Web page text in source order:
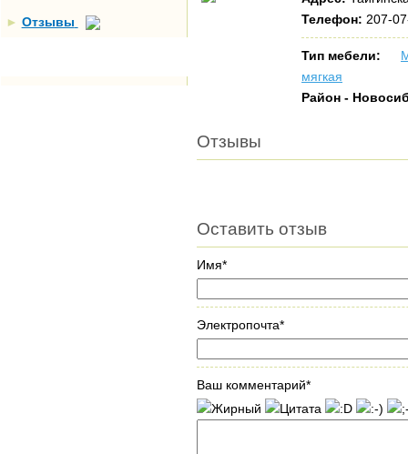
► Отзывы
Телефон: 207-
Тип мебели:
мягкая
Район -
Отзывы
Оставить отзыв
Имя*
Электропочта*
Ваш комментарий*